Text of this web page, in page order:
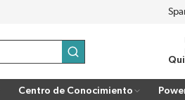
enviar búsqueda
Centro de Conocimiento